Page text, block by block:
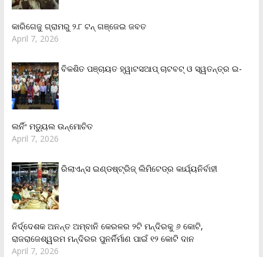
କାରିଗେଜୁ ଗ୍ରାମରୁ ୨.୮ ଟନ୍ ଗଞ୍ଜେଇ ଜବତ
April 7, 2026
ବିକଶିତ ପଞ୍ଚାୟତ ହ୍ୱାଟସଆପ୍ ଚାଟବଟ୍ ଓ ସ୍ୱତନ୍ତ୍ର ଇ-
ଲର୍ନିଂ ମଡ୍ୟୁଲ ଉନ୍ମୋଚିତ
April 7, 2026
ରିଲାଏନ୍‌ସ ଇଣ୍ଡଷ୍ଟ୍ରିଜ୍ ଲିମିଟେଡ୍‌ର କାର୍ଯ୍ୟନିର୍ବାହୀ
ନିର୍ଦ୍ଦେଶକ ଅନନ୍ତ ଅମ୍ବାନି କେରଳର ୨ଟି ମନ୍ଦିରକୁ ୬ କୋଟି,
ରାଜରାଜେଶ୍ୱରମ ମନ୍ଦିରର ପୁନର୍ନିର୍ମାଣ ପାଇଁ ୧୨ କୋଟି ଦାନ
April 7, 2026